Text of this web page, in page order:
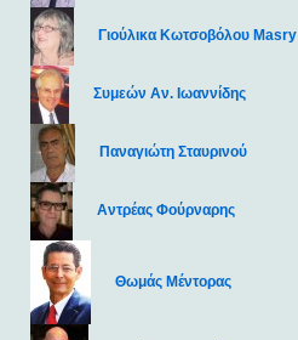
Γιούλικα Κωτσοβόλου Masry
Συμεών Αν. Ιωαννίδης
Παναγιώτη Σταυρινού
Αντρέας Φούρναρης
Θωμάς Μέντορας